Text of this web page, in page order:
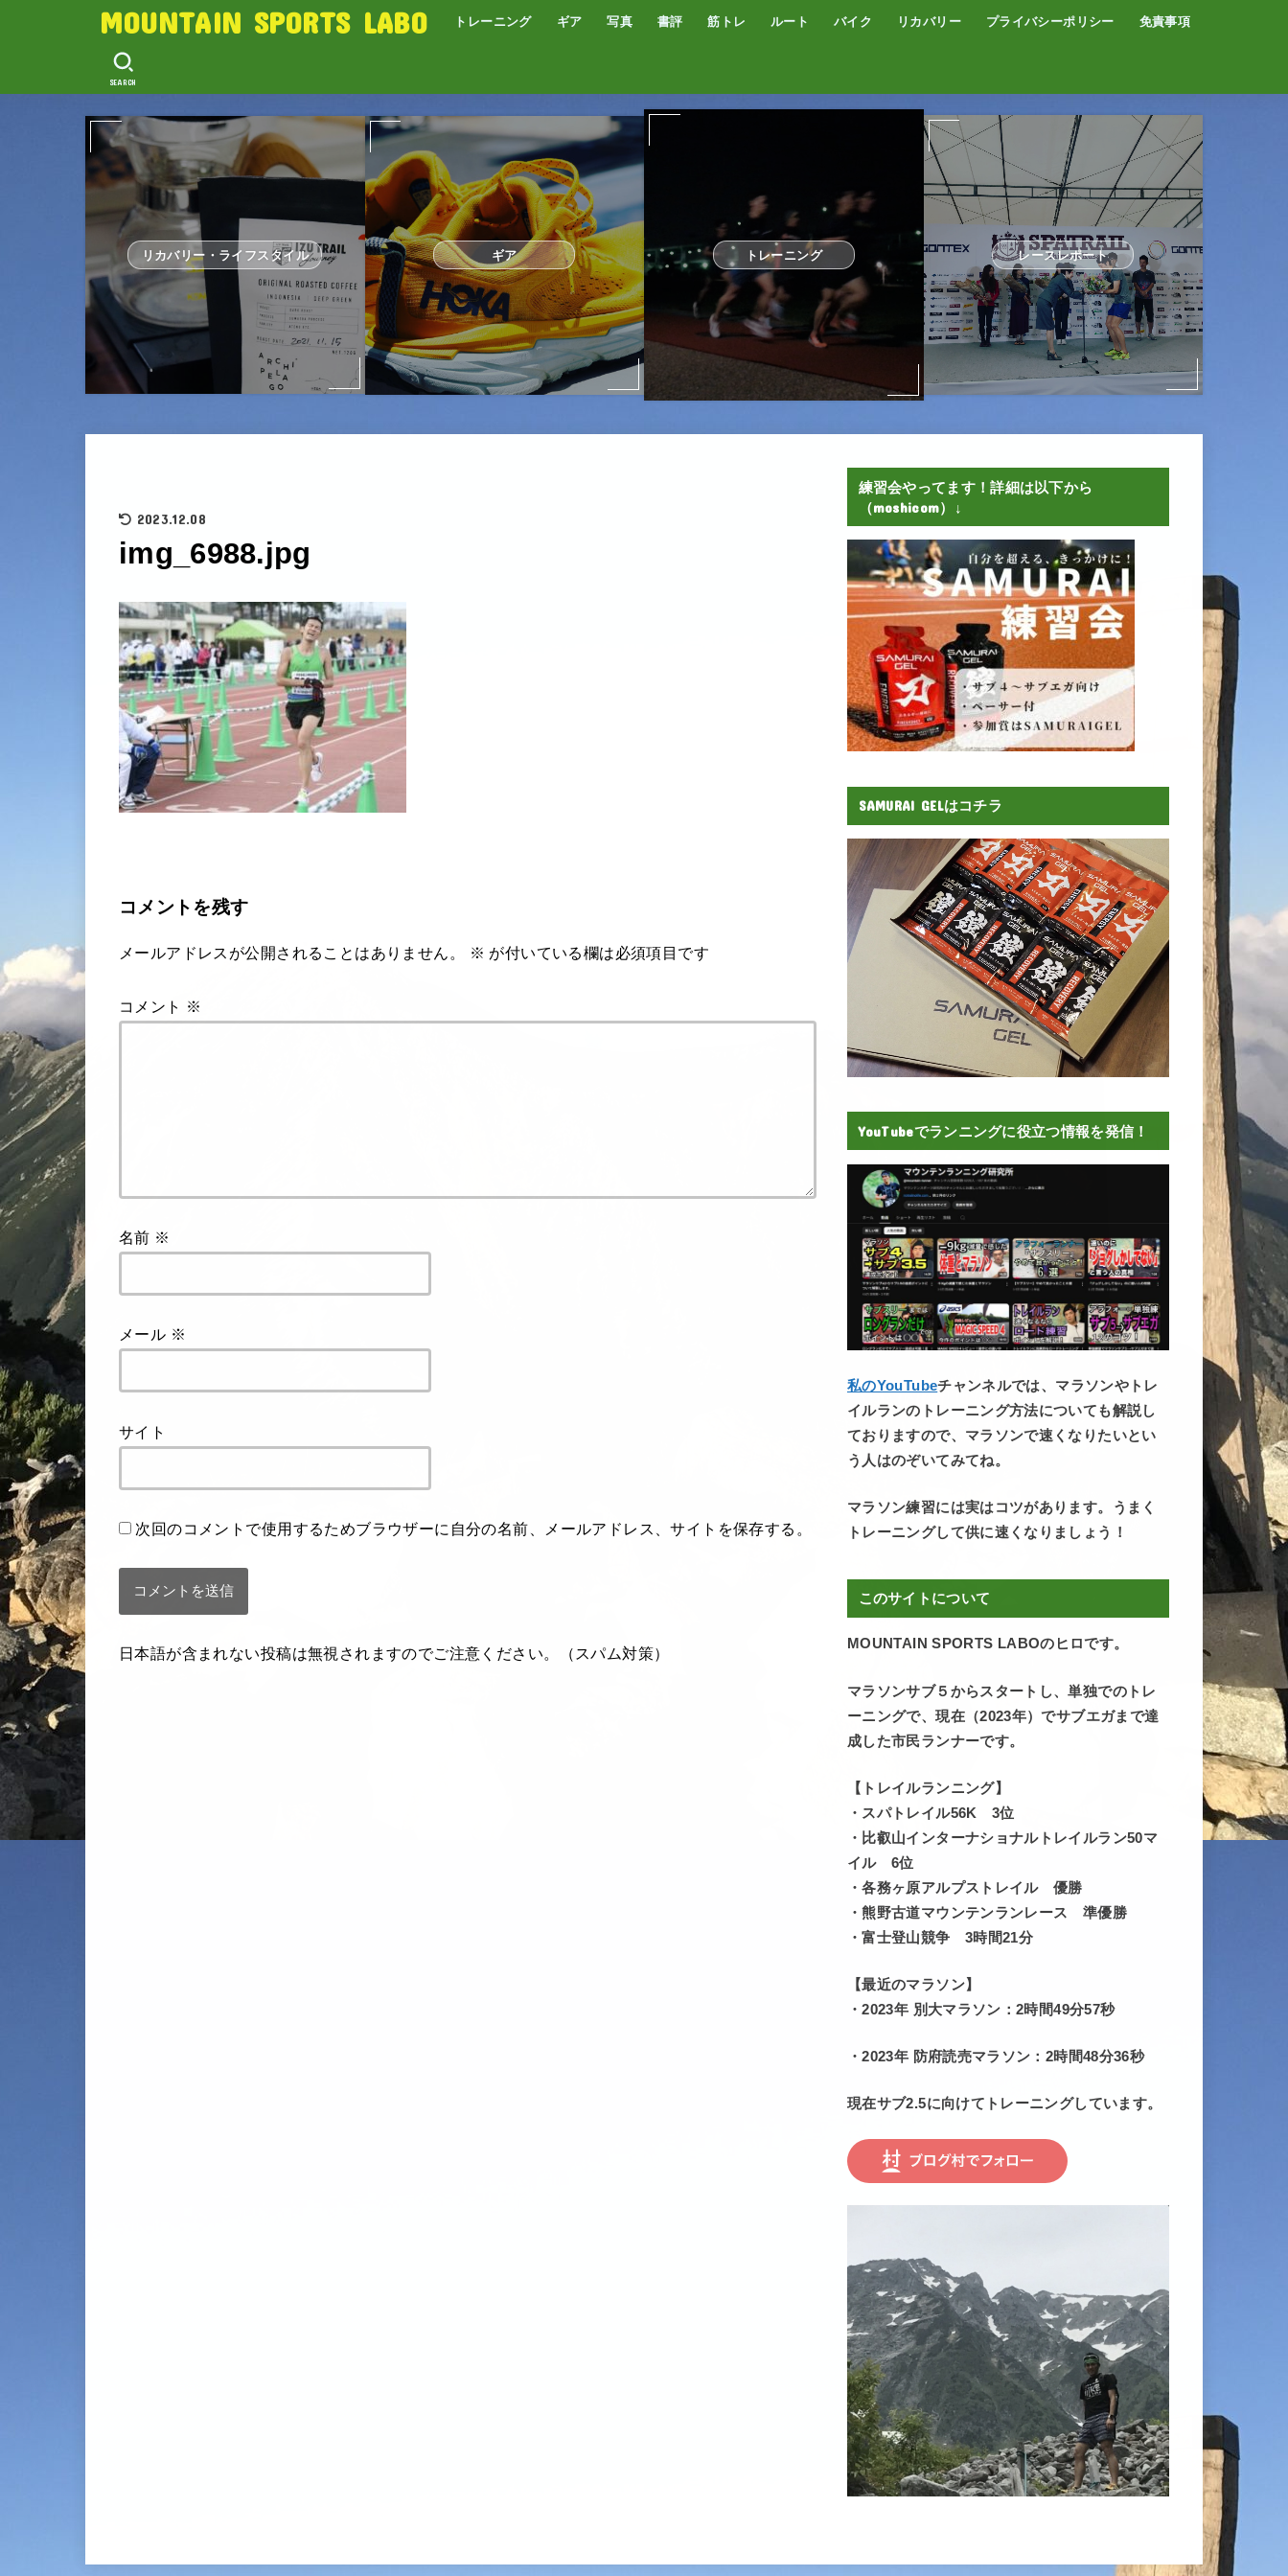
MOUNTAIN SPORTS LABO トレーニング ギア 写真 書評 筋トレ ルート バイク リカバリー プライバシーポリシー 免責事項
SEARCH
リカバリー・ライフスタイル ギア トレーニング レースレポート
2023.12.08
img_6988.jpg
コメントを残す
メールアドレスが公開されることはありません。 ※ が付いている欄は必須項目です
コメント ※
名前 ※
メール ※
サイト
次回のコメントで使用するためブラウザーに自分の名前、メールアドレス、サイトを保存する。
日本語が含まれない投稿は無視されますのでご注意ください。（スパム対策）
練習会やってます！詳細は以下から
（moshicom）↓
SAMURAI GELはコチラ
YouTubeでランニングに役立つ情報を発信！
私のYouTubeチャンネルでは、マラソンやトレ
イルランのトレーニング方法についても解説し
ておりますので、マラソンで速くなりたいとい
う人はのぞいてみてね。
マラソン練習には実はコツがあります。うまく
トレーニングして供に速くなりましょう！
このサイトについて
MOUNTAIN SPORTS LABOのヒロです。
マラソンサブ５からスタートし、単独でのトレ
ーニングで、現在（2023年）でサブエガまで達
成した市民ランナーです。
【トレイルランニング】
・スパトレイル56K 3位
・比叡山インターナショナルトレイルラン50マ
イル 6位
・各務ヶ原アルプストレイル 優勝
・熊野古道マウンテンランレース 準優勝
・富士登山競争 3時間21分
【最近のマラソン】
・2023年 別大マラソン：2時間49分57秒
・2023年 防府読売マラソン：2時間48分36秒
現在サブ2.5に向けてトレーニングしています。